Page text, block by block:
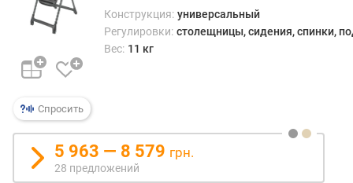
Спросить
Конструкция: универсальный
Регулировки: столещницы, сидения, спинки,
Вес: 11 кг
5 963 — 8 579 грн.
28 предложений